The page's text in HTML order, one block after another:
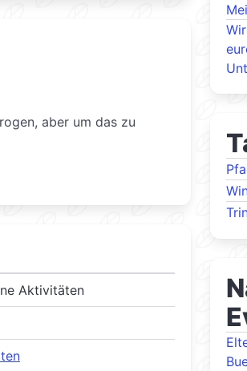
aber um das zu
Aktivitäten